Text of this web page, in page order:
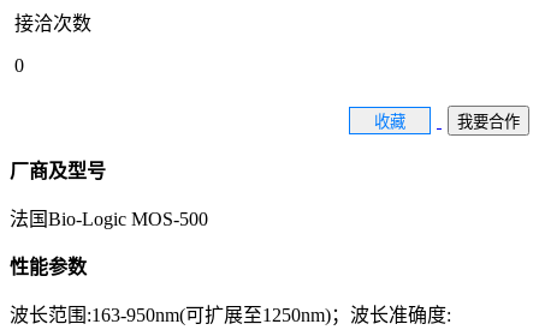
接洽次数
0
收藏 我要合作
厂商及型号
法国Bio-Logic MOS-500
性能参数
波长范围:163-950nm(可扩展至1250nm)；波长准确度: